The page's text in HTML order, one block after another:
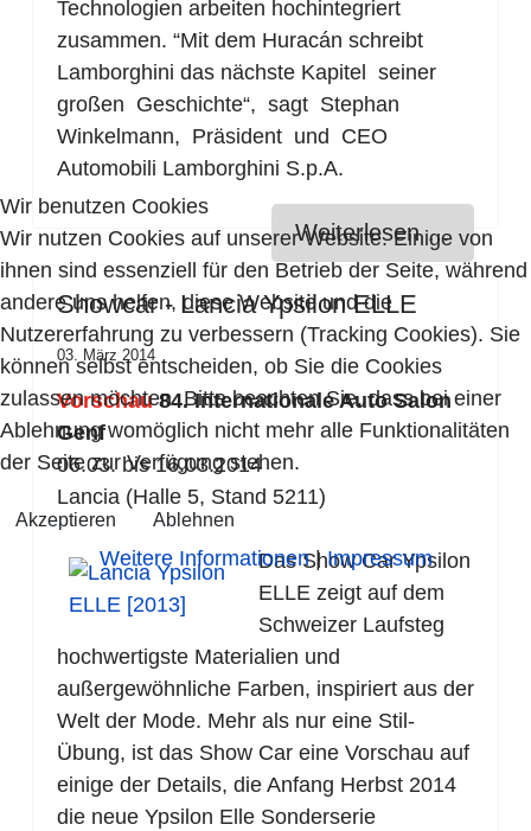
Technologien arbeiten hochintegriert
zusammen. “Mit dem Huracán schreibt
Lamborghini das nächste Kapitel seiner
großen Geschichte“, sagt Stephan
Winkelmann, Präsident und CEO
Automobili Lamborghini S.p.A.
Weiterlesen …
Showcar - Lancia Ypsilon ELLE
03. März 2014
Vorschau84. Internationale Auto Salon
Genf
06.03. bis 16.03.2014
Lancia (Halle 5, Stand 5211)
Das Show Car Ypsilon
ELLE zeigt auf dem
Schweizer Laufsteg
hochwertigste Materialien und
außergewöhnliche Farben, inspiriert aus der
Welt der Mode. Mehr als nur eine Stil-
Übung, ist das Show Car eine Vorschau auf
einige der Details, die Anfang Herbst 2014
die neue Ypsilon Elle Sonderserie
Wir benutzen Cookies
Wir nutzen Cookies auf unserer Website. Einige von
ihnen sind essenziell für den Betrieb der Seite, während
andere uns helfen, diese Website und die
Nutzererfahrung zu verbessern (Tracking Cookies). Sie
können selbst entscheiden, ob Sie die Cookies
zulassen möchten. Bitte beachten Sie, dass bei einer
Ablehnung womöglich nicht mehr alle Funktionalitäten
der Seite zur Verfügung stehen.
Akzeptieren Ablehnen
Weitere Informationen|Impressum